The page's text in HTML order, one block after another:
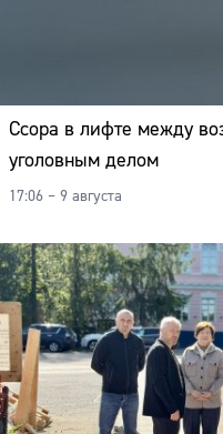
Ссора в лифте между
уголовным делом
17:06 – 9 августа